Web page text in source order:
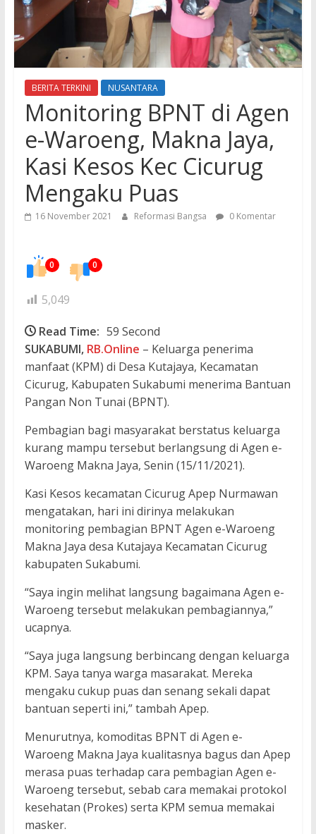
BERITA TERKINI NUSANTARA
Monitoring BPNT di Agen
e-Waroeng, Makna Jaya,
Kasi Kesos Kec Cicurug
Mengaku Puas
16 November 2021 Reformasi Bangsa 0 Komentar
0 0
5,049
Read Time: 59 Second
SUKABUMI, RB.Online – Keluarga penerima
manfaat (KPM) di Desa Kutajaya, Kecamatan
Cicurug, Kabupaten Sukabumi menerima Bantuan
Pangan Non Tunai (BPNT).
Pembagian bagi masyarakat berstatus keluarga
kurang mampu tersebut berlangsung di Agen e-
Waroeng Makna Jaya, Senin (15/11/2021).
Kasi Kesos kecamatan Cicurug Apep Nurmawan
mengatakan, hari ini dirinya melakukan
monitoring pembagian BPNT Agen e-Waroeng
Makna Jaya desa Kutajaya Kecamatan Cicurug
kabupaten Sukabumi.
“Saya ingin melihat langsung bagaimana Agen e-
Waroeng tersebut melakukan pembagiannya,”
ucapnya.
“Saya juga langsung berbincang dengan keluarga
KPM. Saya tanya warga masarakat. Mereka
mengaku cukup puas dan senang sekali dapat
bantuan seperti ini,” tambah Apep.
Menurutnya, komoditas BPNT di Agen e-
Waroeng Makna Jaya kualitasnya bagus dan Apep
merasa puas terhadap cara pembagian Agen e-
Waroeng tersebut, sebab cara memakai protokol
kesehatan (Prokes) serta KPM semua memakai
masker.